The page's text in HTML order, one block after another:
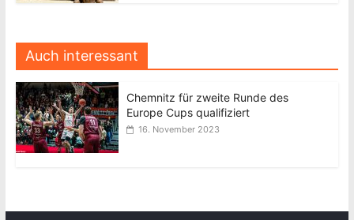
Auch interessant
Chemnitz für zweite Runde des
Europe Cups qualifiziert
16. November 2023